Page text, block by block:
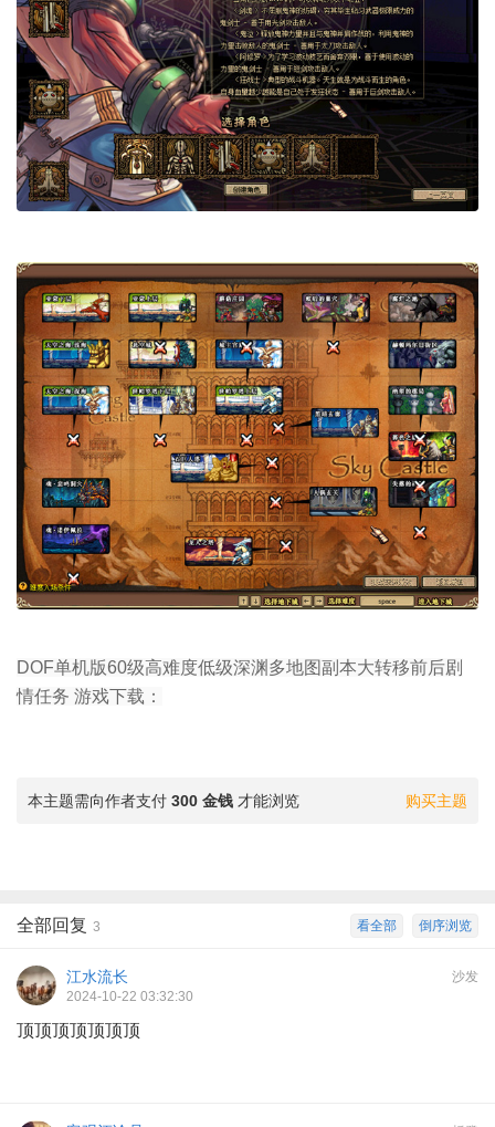
DOF单机版60级高难度低级深渊多地图副本大转移前后剧
情任务 游戏下载：
购买主题
本主题需向作者支付 300 金钱 才能浏览
倒序浏览
看全部
全部回复 3
沙发
江水流长
2024-10-22 03:32:30
顶顶顶顶顶顶顶